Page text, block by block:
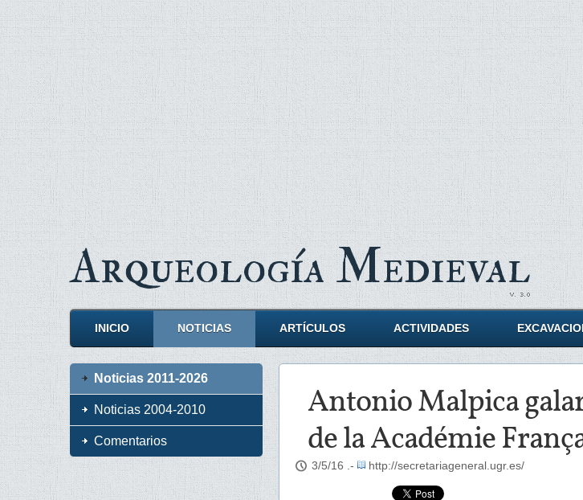
ArqueologíaMedieval
INICIO NOTICIAS ARTÍCULOS ACTIVIDADES
Antonio Malpica
de la Académie
3/5/16 .- http://secretariageneral.ugr.es/
Noticias 2011-2026
Noticias 2004-2010
Comentarios